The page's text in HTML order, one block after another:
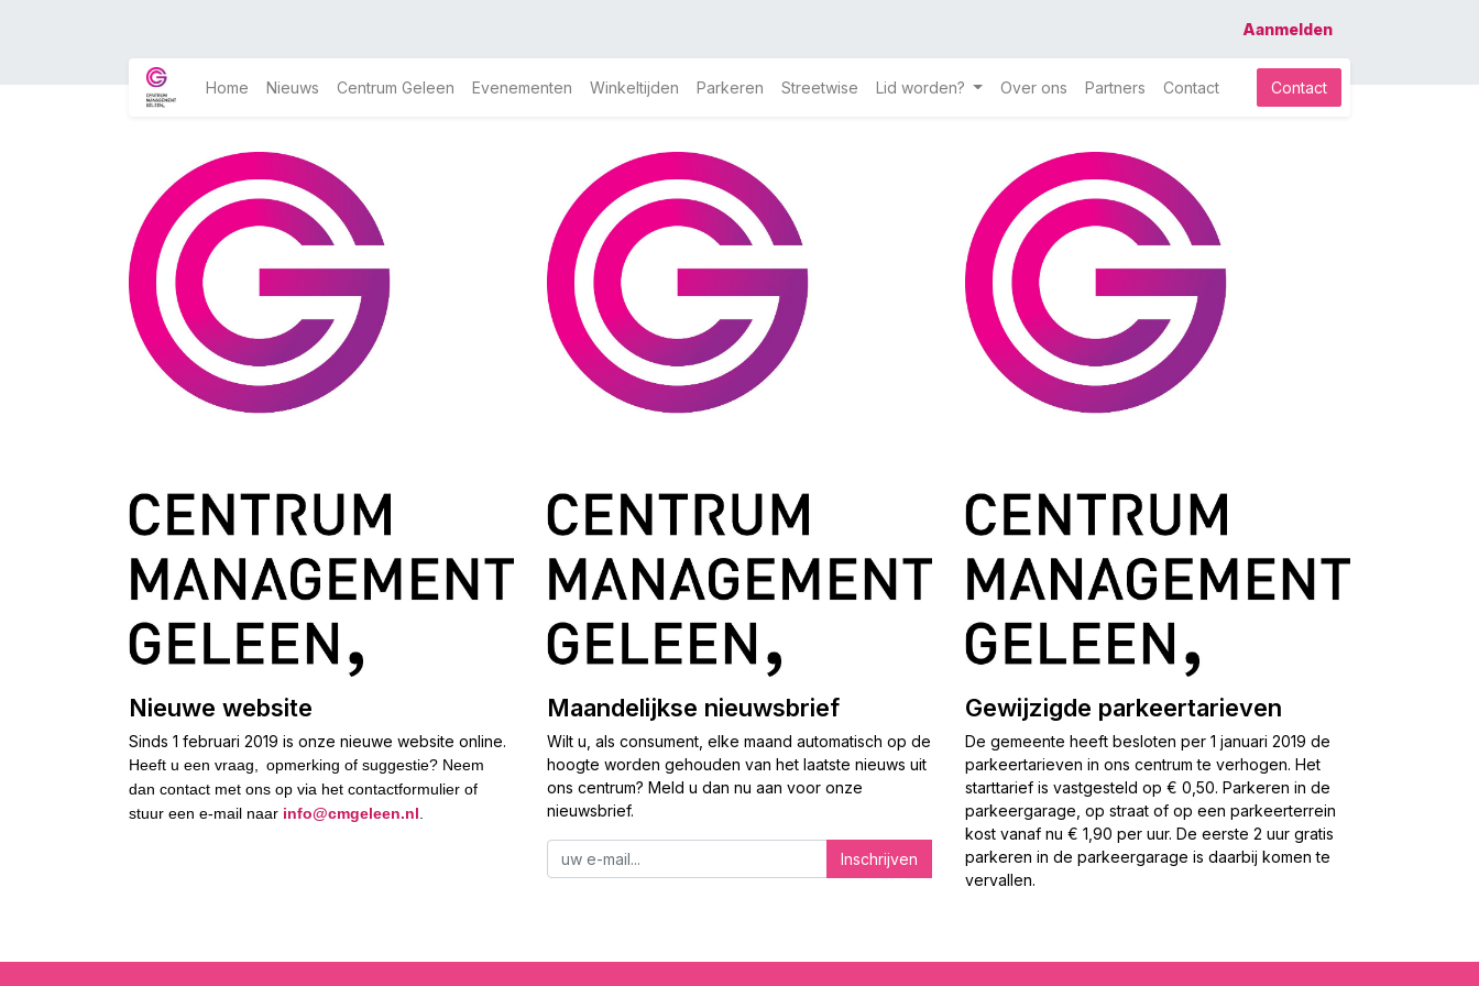
Aanmelden
Home Nieuws Centrum Geleen Evenementen Winkeltijden Parkeren Streetwise Lid worden? Over ons Partners Contact Contact
Nieuwe website
Sinds 1 februari 2019 is onze nieuwe website online.
Heeft u een vraag,
opmerking of suggestie? Neem
dan contact met ons op via het contactformulier of
stuur een e-mail naar info@cmgeleen.nl
Maandelijkse nieuwsbrief
Wilt u, als consument, elke maand automatisch op de
hoogte worden gehouden van het laatste nieuws uit
ons centrum? Meld u dan nu aan voor onze
nieuwsbrief.
Inschrijven
Gewijzigde parkeertarieven
De gemeente heeft besloten per 1 januari 2019 de
parkeertarieven in ons centrum te verhogen. Het
starttarief is vastgesteld op € 0,50. Parkeren in de
parkeergarage, op straat of op een parkeerterrein
kost vanaf nu € 1,90 per uur. De eerste 2 uur gratis
parkeren in de parkeergarage is daarbij komen te
vervallen.